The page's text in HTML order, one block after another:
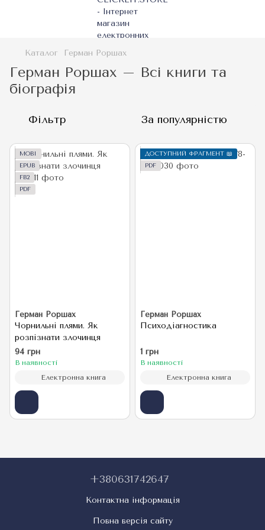
Каталог Герман Роршах
Герман Роршах – Всі книги та
біографія
Фільтр За популярністю
MOBI
EPUB
FB2
PDF
Герман Роршах
Чорнильні плями. Як
розпізнати злочинця
94 грн
В наявності
Електронна книга
ДОСТУПНИЙ ФРАГМЕНТ 📖
PDF
Герман Роршах
Психодіагностика
1 грн
В наявності
Електронна книга
+380631742647
Контактна інформація
Повна версія сайту